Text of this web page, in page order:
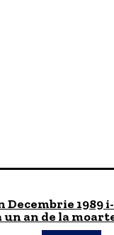
1989
an de la